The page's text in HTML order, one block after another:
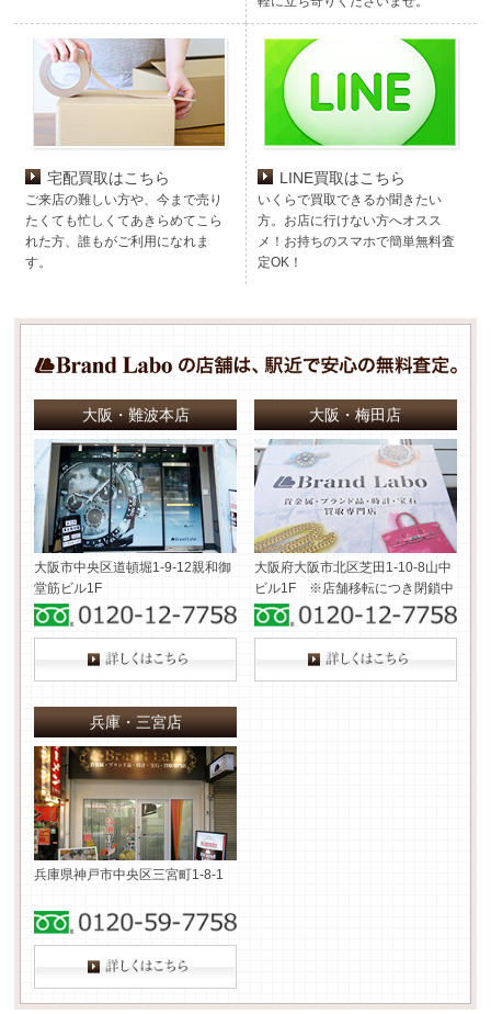
宅配買取はこちら
ご来店の難しい方や、今まで売り
たくても忙しくてあきらめてこら
れた方、誰もがご利用になれま
す。
LINE買取はこちら
いくらで買取できるか聞きたい
方。お店に行けない方へオスス
メ！お持ちのスマホで簡単無料査
定OK！
大阪・難波本店
大阪市中央区道頓堀1-9-12親和御
堂筋ビル1F
大阪・梅田店
大阪府大阪市北区芝田1-10-8山中
ビル1F ※店舗移転につき閉鎖中
兵庫・三宮店
兵庫県神戸市中央区三宮町1-8-1